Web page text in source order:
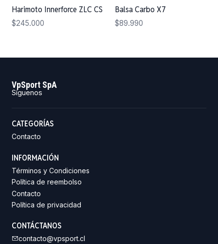
Harimoto Innerforce ZLC CS
$245.000
Balsa Carbo X7
$89.990
VpSport SpA
Síguenos
CATEGORÍAS
Contacto
INFORMACIÓN
Términos y Condiciones
Política de reembolso
Contacto
Política de privacidad
CONTÁCTANOS
contacto@vpsport.cl